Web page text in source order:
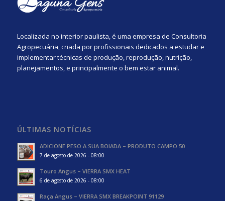
Localizada no interior paulista, é uma empresa de Consultoria
Agropecuária, criada por profissionais dedicados a estudar e
implementar técnicas de produção, reprodução, nutrição,
planejamentos, e principalmente o bem estar animal.
ÚLTIMAS NOTÍCIAS
ADICIONE PESO A SUA BOIADA – PRODUTO CAMPO 50
7 de agosto de 2026 - 08:00
Touro Angus – VIERRA SMX HEAT
6 de agosto de 2026 - 08:00
Raça Angus – VIERRA SMX BREAKPOINT 91129